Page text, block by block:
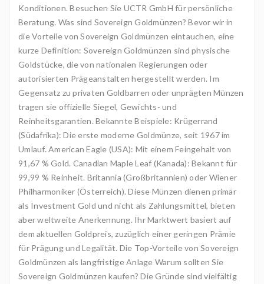
Konditionen. Besuchen Sie UCTR GmbH für persönliche
Beratung. Was sind Sovereign Goldmünzen? Bevor wir in
die Vorteile von Sovereign Goldmünzen eintauchen, eine
kurze Definition: Sovereign Goldmünzen sind physische
Goldstücke, die von nationalen Regierungen oder
autorisierten Prägeanstalten hergestellt werden. Im
Gegensatz zu privaten Goldbarren oder unprägten Münzen
tragen sie offizielle Siegel, Gewichts- und
Reinheitsgarantien. Bekannte Beispiele: Krügerrand
(Südafrika): Die erste moderne Goldmünze, seit 1967 im
Umlauf. American Eagle (USA): Mit einem Feingehalt von
91,67 % Gold. Canadian Maple Leaf (Kanada): Bekannt für
99,99 % Reinheit. Britannia (Großbritannien) oder Wiener
Philharmoniker (Österreich). Diese Münzen dienen primär
als Investment Gold und nicht als Zahlungsmittel, bieten
aber weltweite Anerkennung. Ihr Marktwert basiert auf
dem aktuellen Goldpreis, zuzüglich einer geringen Prämie
für Prägung und Legalität. Die Top-Vorteile von Sovereign
Goldmünzen als langfristige Anlage Warum sollten Sie
Sovereign Goldmünzen kaufen? Die Gründe sind vielfältig